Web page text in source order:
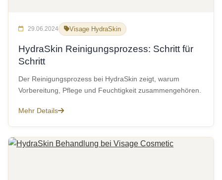
29.06.2024 Visage HydraSkin
HydraSkin Reinigungsprozess: Schritt für
Schritt
Der Reinigungsprozess bei HydraSkin zeigt, warum
Vorbereitung, Pflege und Feuchtigkeit zusammengehören.
Mehr Details